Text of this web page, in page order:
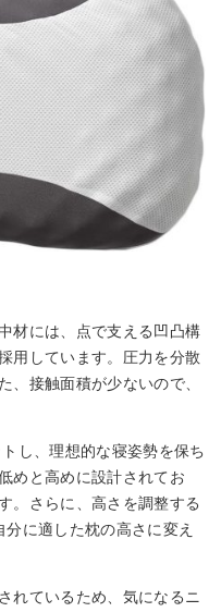
材には、点で支える凹凸構
用しています。圧力を分散
、接触面積が少ないので、
し、理想的な寝姿勢を保ち
めと高めに設計されてお
。さらに、高さを調整する
に適した枕の高さに変え
れているため、気になるニ